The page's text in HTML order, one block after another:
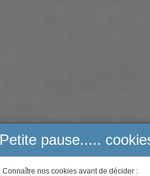
Petite pause.....
Connaître nos cookies avant de décider :